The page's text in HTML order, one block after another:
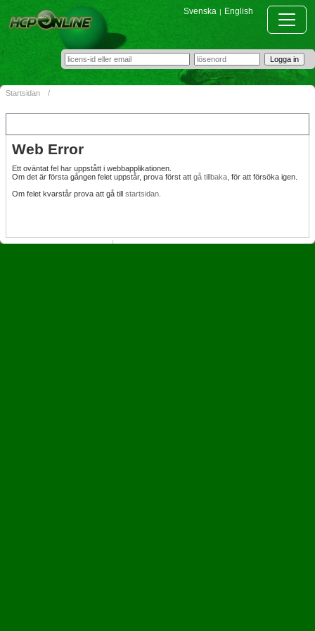
Svenska | English
Startsidan /
Web Error
Ett oväntat fel har uppstått i webbapplikationen.
Om det är första gången felet uppstår, prova först att gå tillbaka , för att försöka igen.
Om felet kvarstår prova att gå till startsidan